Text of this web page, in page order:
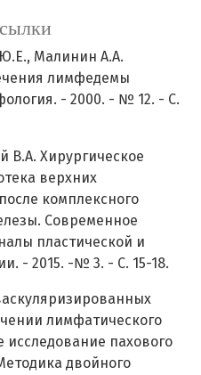
Малинин A.A.
лимфедемы
- 2000. - № 12. - С.
В.А. Хирургическое
верхних
комплексного
Современное
пластической и
- 2015. -№ 3. - С. 15-18.
лимфатического
исследование пахового
двойного